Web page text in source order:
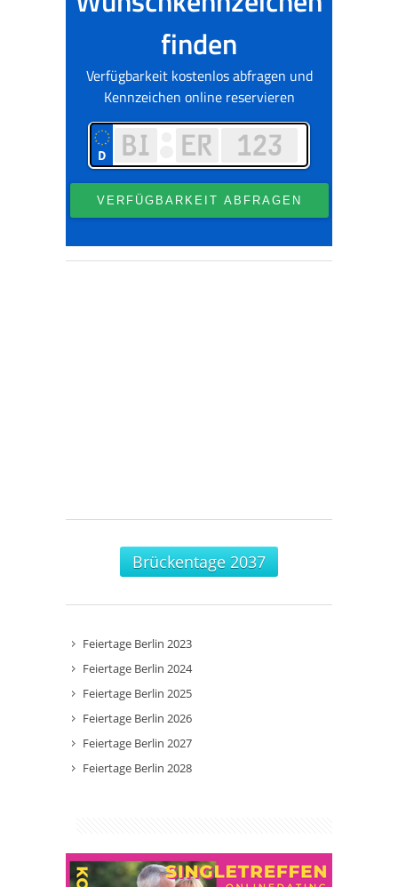
Brückentage 2037
Feiertage Berlin 2023
Feiertage Berlin 2024
Feiertage Berlin 2025
Feiertage Berlin 2026
Feiertage Berlin 2027
Feiertage Berlin 2028